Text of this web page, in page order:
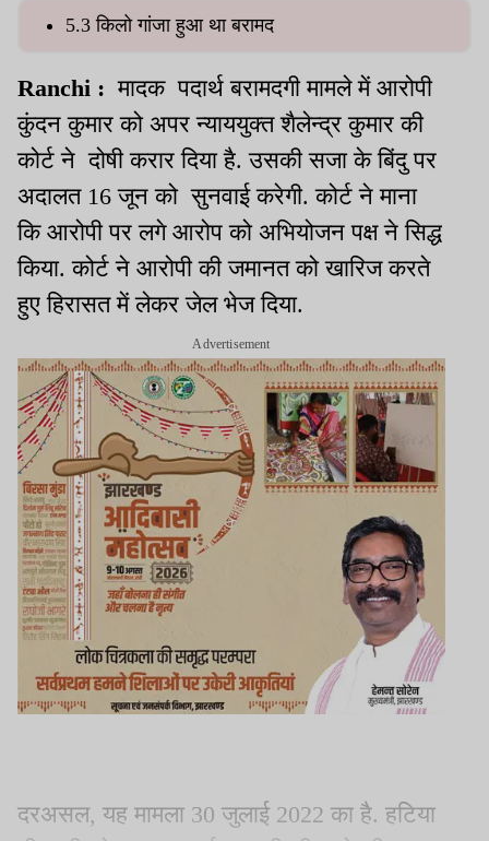
5.3 किलो गांजा हुआ था बरामद
Ranchi :मादक पदार्थ बरामदगी मामले में आरोपी
कुंदन कुमार को अपर न्याययुक्त शैलेन्द्र कुमार की
कोर्ट ने दोषी करार दिया है. उसकी सजा के बिंदु पर
अदालत 16 जून को सुनवाई करेगी. कोर्ट ने माना
कि आरोपी पर लगे आरोप को अभियोजन पक्ष ने सिद्ध
किया. कोर्ट ने आरोपी की जमानत को खारिज करते
हुए हिरासत में लेकर जेल भेज दिया.
Advertisement
दरअसल, यह मामला 30 जुलाई 2022 का है. हटिया